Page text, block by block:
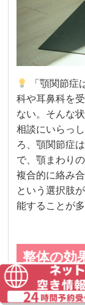
「顎関節症
科や耳鼻科を
ない。そんな
相談にいらっ
ろ、顎関節症
で、顎まわり
複合的に絡み
という選択肢
能することが多
整体の効
整体が顎関節
説明します。